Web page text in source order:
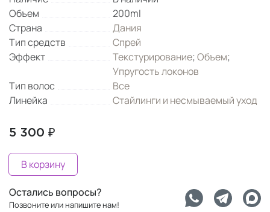
Объем
200ml
Страна
Дания
Тип средств
Спрей
Эффект
Текстурирование;Объем;
Упругость локонов
Тип волос
Все
Линейка
Стайлинги и несмываемый уход
5 300 ₽
В корзину
Остались вопросы?
Позвоните или напишите нам!